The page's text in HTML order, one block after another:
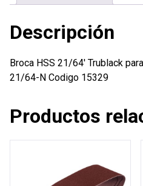
Descripción
Broca HSS 21/64′ Trublack
21/64-N Codigo 15329
Productos